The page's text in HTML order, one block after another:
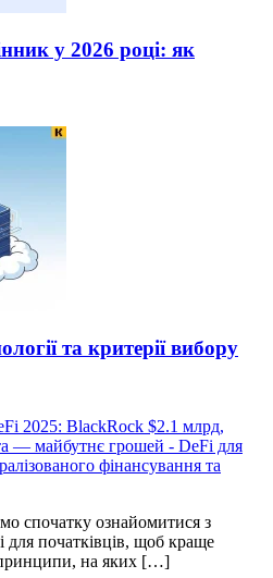
у 2026 році: як
та критерії вибору
2025: BlackRock $2.1 млрд,
— майбутнє грошей - DeFi для
фінансування та
спочатку ознайомитися з
початківців, щоб краще
принципи, на яких […]